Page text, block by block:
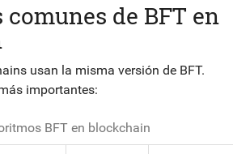
de BFT en
usan la misma versión de BFT.
importantes:
BFT en blockchain